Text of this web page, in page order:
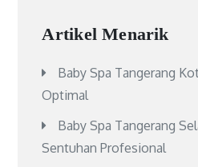
Artikel Menarik
Baby Spa Tangerang
Optimal
Baby Spa Tangerang
Sentuhan Profesional